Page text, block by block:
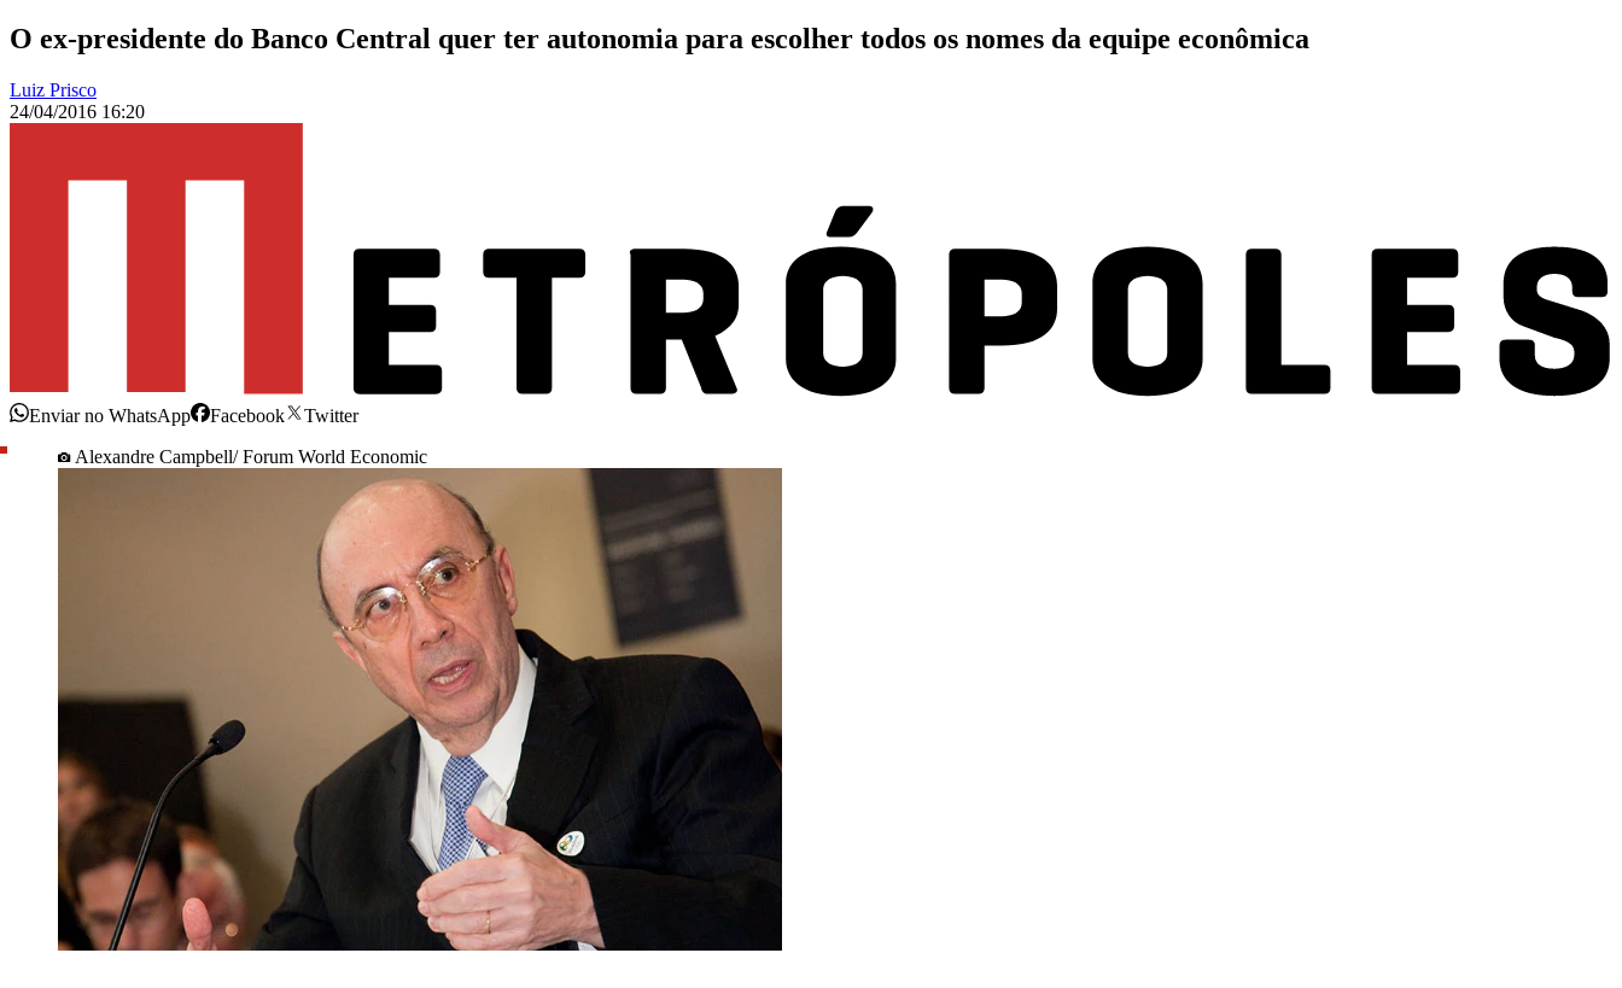
O ex-presidente do Banco Central quer ter autonomia para escolher todos os nomes da equipe econômica
Luiz Prisco
24/04/2016 16:20
Enviar no WhatsApp Facebook
Twitter
Alexandre Campbell/ Forum World Economic